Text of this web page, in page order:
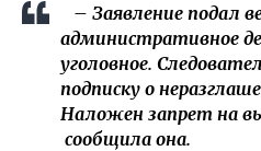
– Заявление подал
административное
уголовное.
подписку о
Наложен запрет на
сообщила она.